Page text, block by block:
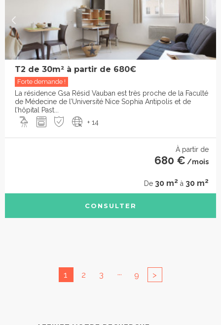
T2 de 30m² à partir de 680€
Forte demande !
La résidence Gsa Résid Vauban est très proche de la Faculté
de Médecine de l’Université Nice Sophia Antipolis et de
l’hôpital Past...
+ 14
À partir de
680 € /mois
De 30 m2 à 30 m2
CONSULTER
1 2 3 ... 9 >